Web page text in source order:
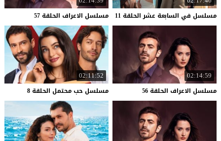
مسلسل في السابعة عشر الحلقة 11 مسلسل الاعراف الحلقة 57
02:14:59
مسلسل الاعراف الحلقة 56
02:11:52
مسلسل حب محتمل الحلقة 8